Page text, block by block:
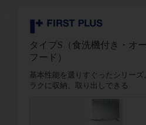
タイプS（食洗機付き・オ
フード）
基本性能を選りすぐったシリーズ
ラクに収納、取り出しできる